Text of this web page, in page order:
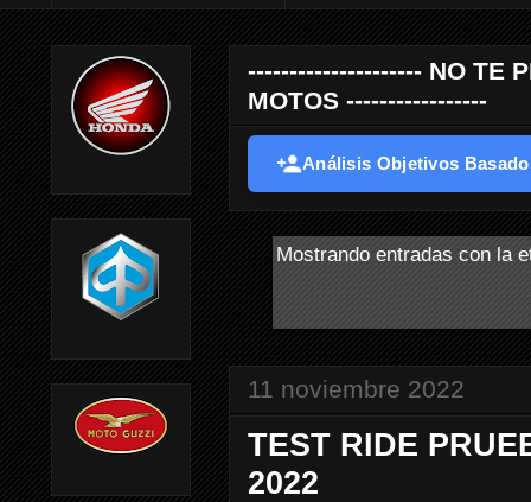
--------------------- NO TE
MOTOS -----------------
Análisis Objetivos
Mostrando entradas con la
11 noviembre 2022
TEST RIDE
2022